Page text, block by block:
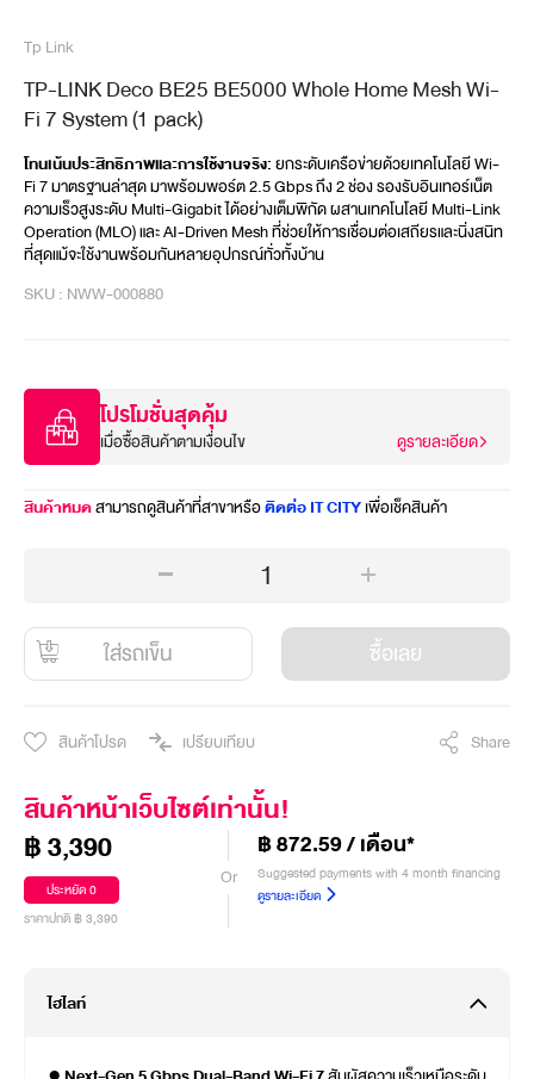
Tp Link
TP-LINK Deco BE25 BE5000 Whole Home Mesh Wi-
Fi 7 System (1 pack)
โทนเน้นประสิทธิภาพและการใช้งานจริง: ยกระดับเครือข่ายด้วยเทคโนโลยี Wi-
Fi 7 มาตรฐานล่าสุด มาพร้อมพอร์ต 2.5 Gbps ถึง 2 ช่อง รองรับอินเทอร์เน็ต
ความเร็วสูงระดับ Multi-Gigabit ได้อย่างเต็มพิกัด ผสานเทคโนโลยี Multi-Link
Operation (MLO) และ AI-Driven Mesh ที่ช่วยให้การเชื่อมต่อเสถียรและนิ่งสนิท
ที่สุดแม้จะใช้งานพร้อมกันหลายอุปกรณ์ทั่วทั้งบ้าน
SKU : NWW-000880
โปรโมชั่นสุดคุ้ม
เมื่อซื้อสินค้าตามเงื่อนไข ดูรายละเอียด
สินค้าหมดสามารถดูสินค้าที่สาขาหรือติดต่อ IT CITYเพื่อเช็คสินค้า
1
ใส่รถเข็น ซื้อเลย
สินค้าโปรด เปรียบเทียบ Share
สินค้าหน้าเว็บไซต์เท่านั้น!
฿ 3,390
ประหยัด 0
ราคาปกติ ฿ 3,390
Or
฿ 872.59 / เดือน*
Suggested payments with 4 month financing
ดูรายละเอียด
ไฮไลท์